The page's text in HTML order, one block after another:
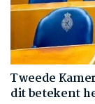
Tweede
dit betekent